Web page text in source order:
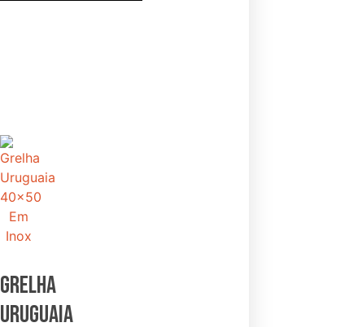
Grelha
Uruguaia